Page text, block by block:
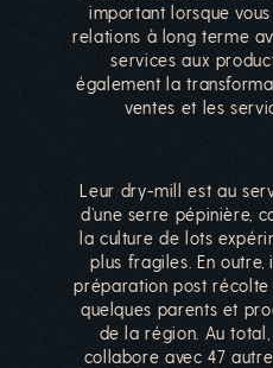
important lorsque
relations à long terme
services aux
également la
ventes et les
Leur dry-mill est au
d’une serre pépinière,
la culture de lots
plus fragiles. En
préparation post
quelques parents et
de la région. Au
collabore avec 47